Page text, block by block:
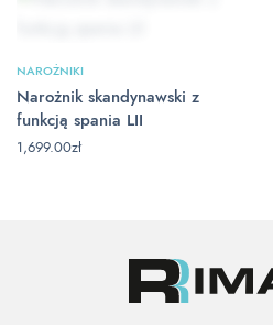
NAROŻNIKI
Narożnik skandynawski z
funkcją spania LII
1,699.00zł